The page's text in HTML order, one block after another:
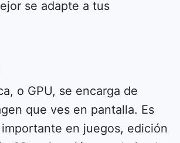
se adapte a tus
o GPU, se encarga de
que ves en pantalla. Es
en juegos, edición